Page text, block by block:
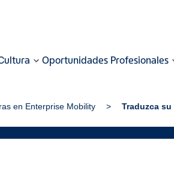
Oportunidades Profesionales
en Enterprise Mobility Traduzca